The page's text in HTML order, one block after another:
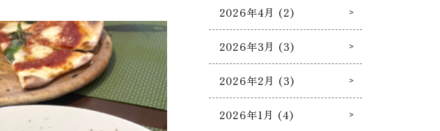
2026年4月 (2)
2026年3月 (3)
2026年2月 (3)
2026年1月 (4)